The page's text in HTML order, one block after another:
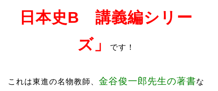
日本史B 講義編シリー
ズ」
です！
これは東進の名物教師、金谷俊一郎先生の著書な